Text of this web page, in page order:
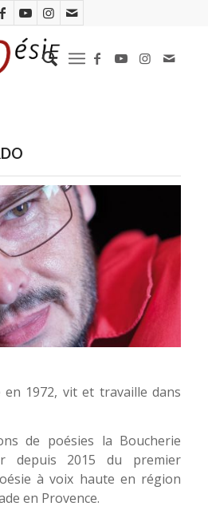
1972, vit et travaille dans
de poésies la Boucherie
depuis 2015 du premier
à voix haute en région
en Provence.